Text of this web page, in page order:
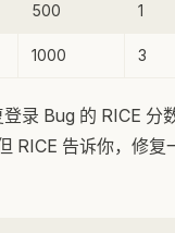
500 1
1000 3
录 Bug 的 RICE
RICE 告诉你，修